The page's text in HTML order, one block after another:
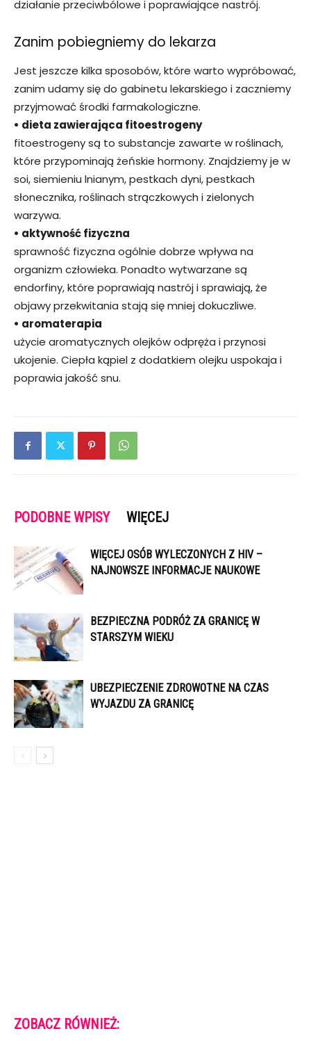
działanie przeciwbólowe i poprawiające nastrój.
Zanim pobiegniemy do lekarza
Jest jeszcze kilka sposobów, które warto wypróbować,
zanim udamy się do gabinetu lekarskiego i zaczniemy
przyjmować środki farmakologiczne.
• dieta zawierająca fitoestrogeny
fitoestrogeny są to substancje zawarte w roślinach,
które przypominają żeńskie hormony. Znajdziemy je w
soi, siemieniu lnianym, pestkach dyni, pestkach
słonecznika, roślinach strączkowych i zielonych
warzywa.
• aktywność fizyczna
sprawność fizyczna ogólnie dobrze wpływa na
organizm człowieka. Ponadto wytwarzane są
endorfiny, które poprawiają nastrój i sprawiają, że
objawy przekwitania stają się mniej dokuczliwe.
• aromaterapia
użycie aromatycznych olejków odpręża i przynosi
ukojenie. Ciepła kąpiel z dodatkiem olejku uspokaja i
poprawia jakość snu.
PODOBNE WPISY WIĘCEJ
WIĘCEJ OSÓB WYLECZONYCH Z HIV –
NAJNOWSZE INFORMACJE NAUKOWE
BEZPIECZNA PODRÓŻ ZA GRANICĘ W
STARSZYM WIEKU
UBEZPIECZENIE ZDROWOTNE NA CZAS
WYJAZDU ZA GRANICĘ
ZOBACZ RÓWNIEŻ: